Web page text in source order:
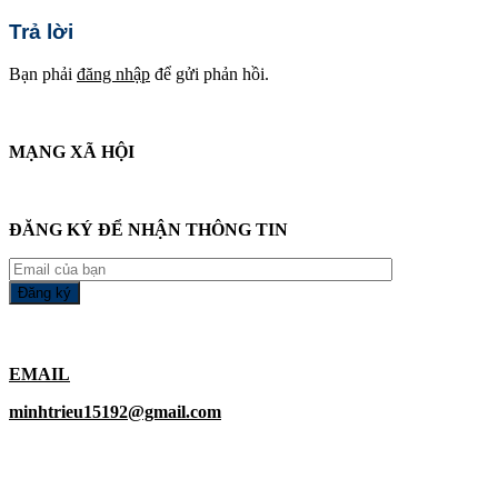
Trả lời
Bạn phải đăng nhập để gửi phản hồi.
MẠNG XÃ HỘI
ĐĂNG KÝ ĐỂ NHẬN THÔNG TIN
EMAIL
minhtrieu15192@gmail.com